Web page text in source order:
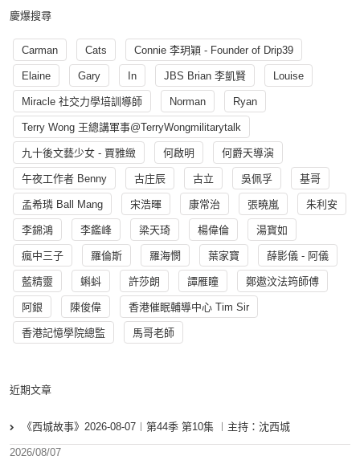
慶爆搜尋
Carman Cats Connie 李玥穎 - Founder of Drip39
Elaine Gary In JBS Brian 李凱賢 Louise
Miracle 社交力學培訓導師 Norman Ryan
Terry Wong 王總講軍事@TerryWongmilitarytalk
九十後文藝少女 - 賈雅緻 何啟明 何爵天導演
午夜工作者 Benny 古庄辰 古立 吳佩孚 基哥
孟希璘 Ball Mang 宋浩暉 康常治 張曉嵐 朱利安
李錦鴻 李鑑峰 梁天琦 楊偉倫 湯寳如
瘋中三子 羅倫斯 羅海憫 葉家寶 薛影儀 - 阿儀
藍精靈 蝌蚪 許莎朗 譚雁瞳 鄭遨汶法筠師傅
阿銀 陳俊偉 香港催眠輔導中心 Tim Sir
香港記憶學院總監 馬哥老師
近期文章
《西城故事》2026-08-07︱第44季 第10集 ︱主持：沈西城
2026/08/07